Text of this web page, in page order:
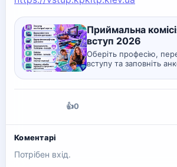
Приймальна
вступ 2026
Оберіть професію,
вступу та заповніть
👍0
Коментарі
Потрібен вхід.